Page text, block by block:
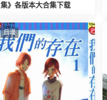
集》各版本大合集下载
日漫